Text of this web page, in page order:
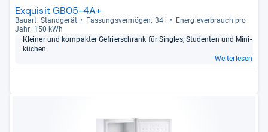
Exquisit GB05-4A+
Bau­art: Stand­ge­rät Fas­sungs­ver­mö­gen: 34 l
Ener­gie­ver­brauch pro
Jahr: 150 kWh
Klei­ner und kom­pak­ter Gefrier­schrank für Singles, Stu­den­ten und Mini­
kü­chen
Weiterlesen